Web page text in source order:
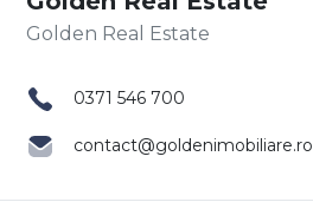
0371 546 700
contact@goldenimobiliare.ro